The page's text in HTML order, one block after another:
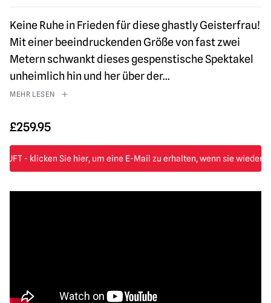
Keine Ruhe in Frieden für diese ghastly Geisterfrau!
Mit einer beeindruckenden Größe von fast zwei
Metern schwankt dieses gespenstische Spektakel
unheimlich hin und her über der...
MEHR LESEN
£259.95